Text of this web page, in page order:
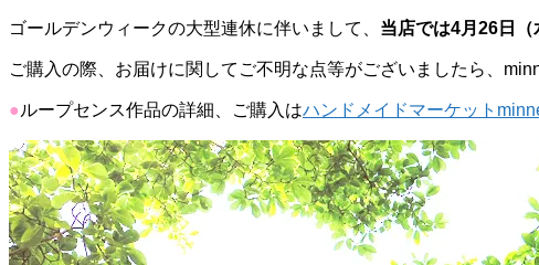
ゴールデンウィークの大型連休に伴いまして、 当店では4月26日
ご購入の際、お届けに関してご不明な点等がございましたら、
●ループセンス作品の詳細、ご購入はハンドメイドマーケット